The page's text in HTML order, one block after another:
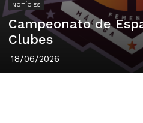
NOTÍCIES
Campeonato de
Clubes
18/06/2026